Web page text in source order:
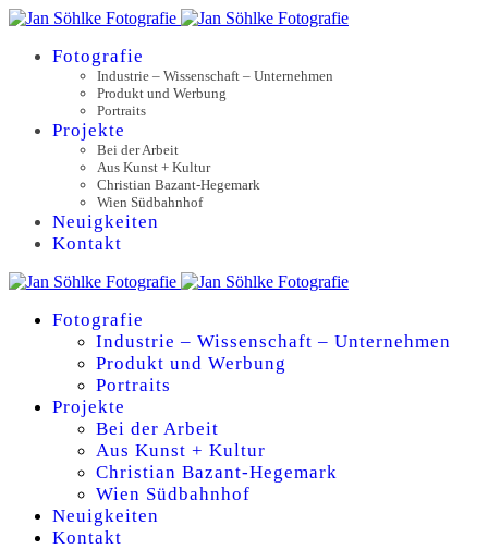
Fotografie
Industrie – Wissenschaft – Unternehmen
Produkt und Werbung
Portraits
Projekte
Bei der Arbeit
Aus Kunst + Kultur
Christian Bazant-Hegemark
Wien Südbahnhof
Neuigkeiten
Kontakt
Fotografie
Industrie – Wissenschaft – Unternehmen
Produkt und Werbung
Portraits
Projekte
Bei der Arbeit
Aus Kunst + Kultur
Christian Bazant-Hegemark
Wien Südbahnhof
Neuigkeiten
Kontakt